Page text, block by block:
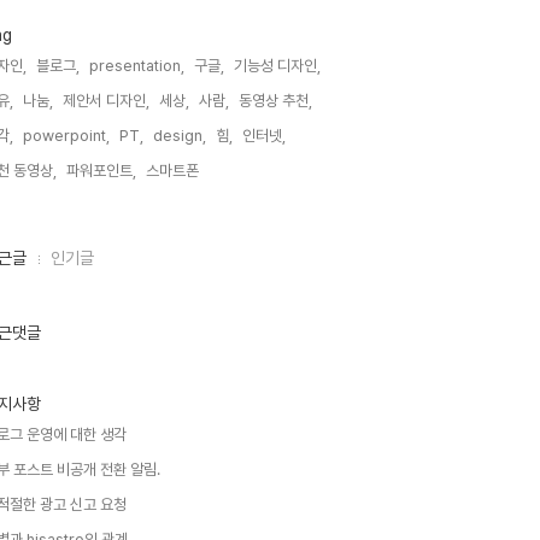
인, 블로그, presentation, 구글,
기능성 디자인,
,
나눔, 제안서 디자인, 세상, 사람,
동영상 추천,
,
powerpoint, PT, design, 힘,
인터넷,
동영상,
파워포인트, 스마트폰,
글 인기글
댓글
사항
그 운영에 대한 생각
포스트 비공개 전환 알림.
절한 광고 신고 요청